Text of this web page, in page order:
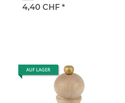
4,40 CHF *
AUF LAGER